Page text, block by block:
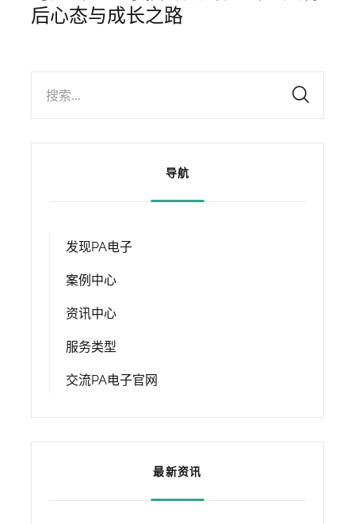
后心态与成长之路
搜索...
导航
发现PA电子
案例中心
资讯中心
服务类型
交流PA电子官网
最新资讯